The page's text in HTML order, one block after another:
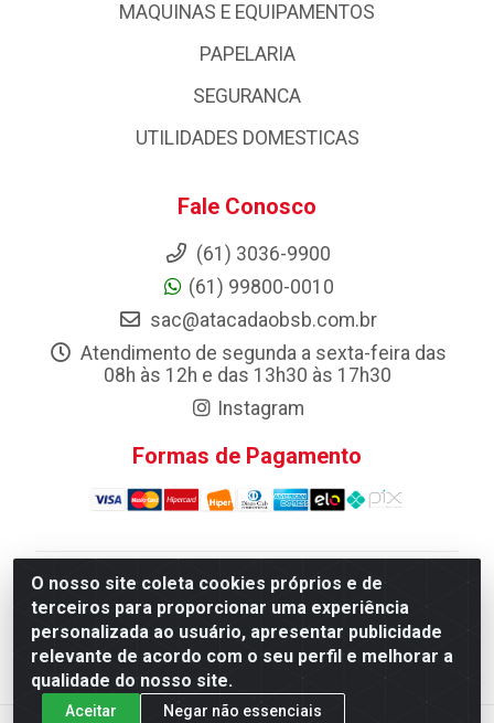
O nosso site coleta cookies próprios e de
terceiros para proporcionar uma experiência
personalizada ao usuário, apresentar publicidade
relevante de acordo com o seu perfil e melhorar a
qualidade do nosso site.
Aceitar Negar não essenciais
MAQUINAS E EQUIPAMENTOS
PAPELARIA
SEGURANCA
UTILIDADES DOMESTICAS
Fale Conosco
(61) 3036-9900
(61) 99800-0010
sac@atacadaobsb.com.br
Atendimento de segunda a sexta-feira das
08h às 12h e das 13h30 às 17h30
Instagram
Formas de Pagamento
Atacadao da Limpeza F. Pereira Queiroz Comercio e
Distribuicao LTDA - Quadra Qi 10 Lotes 39 e, 41 - Setor
Industrial (Taguatinga), Brasília/DF - CEP 72.135-100 -
CNPJ 13.184.675/0001-80